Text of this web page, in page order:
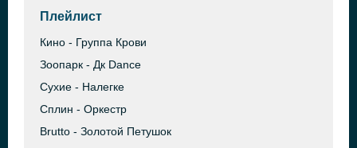
Плейлист
Кино - Группа Крови
Зоопарк - Дк Dance
Сухие - Налегке
Сплин - Оркестр
Brutto - Золотой Петушок